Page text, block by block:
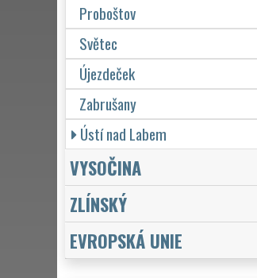
Proboštov
Světec
Újezdeček
Zabrušany
Ústí nad Labem
VYSOČINA
ZLÍNSKÝ
EVROPSKÁ UNIE